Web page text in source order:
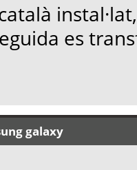
es
galaxy